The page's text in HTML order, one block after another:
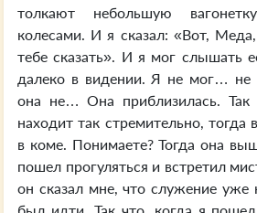
толкают небольшую
колесами. И я сказал: «Вот,
тебе сказать». И я мог слышать
далеко в видении. Я не мог… не
она не… Она приблизилась. Так
находит так стремительно, тогда
в коме. Понимаете? Тогда она
пошел прогуляться и встретил
он сказал мне, что служение уже